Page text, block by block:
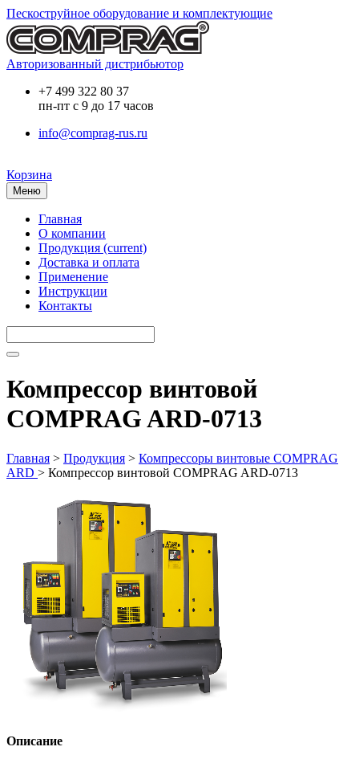
Пескоструйное оборудование и комплектующие
Авторизованный дистрибьютор
+7 499 322 80 37
пн-пт с 9 до 17 часов
info@comprag-rus.ru
Корзина
Меню
Главная
О компании
Продукция (current)
Доставка и оплата
Применение
Инструкции
Контакты
Компрессор винтовой
COMPRAG ARD-0713
Главная > Продукция > Компрессоры винтовые COMPRAG
ARD > Компрессор винтовой COMPRAG ARD-0713
Описание